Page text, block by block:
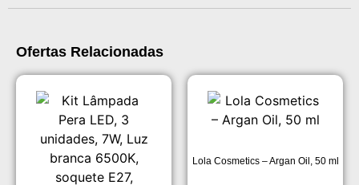
Ofertas Relacionadas
Lola Cosmetics – Argan Oil, 50 ml